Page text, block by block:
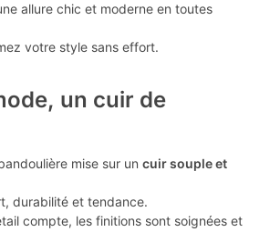
allure chic et moderne en toutes
votre style sans effort.
un cuir de
mise sur un cuir souple et
durabilité et tendance.
compte, les finitions sont soignées et